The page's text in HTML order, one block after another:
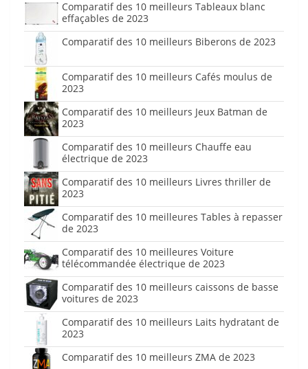
Comparatif des 10 meilleurs Tableaux blanc
effaçables de 2023
Comparatif des 10 meilleurs Biberons de 2023
Comparatif des 10 meilleurs Cafés moulus de
2023
Comparatif des 10 meilleurs Jeux Batman de
2023
Comparatif des 10 meilleurs Chauffe eau
électrique de 2023
Comparatif des 10 meilleurs Livres thriller de
2023
Comparatif des 10 meilleures Tables à repasser
de 2023
Comparatif des 10 meilleures Voiture
télécommandée électrique de 2023
Comparatif des 10 meilleurs caissons de basse
voitures de 2023
Comparatif des 10 meilleurs Laits hydratant de
2023
Comparatif des 10 meilleurs ZMA de 2023